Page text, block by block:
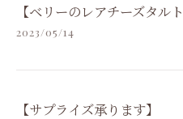
【ベリーのレアチーズタルト
2023/05/14
【サプライズ承ります】